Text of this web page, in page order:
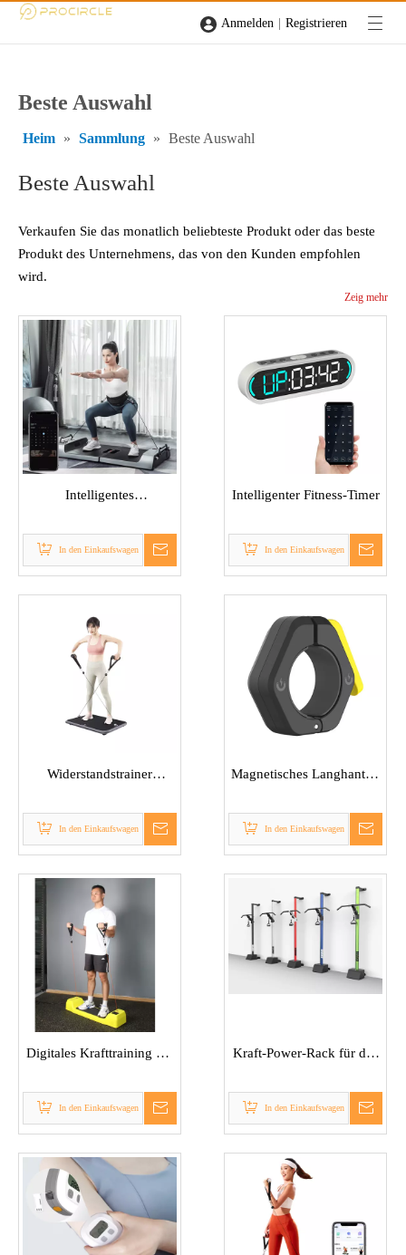
Anmelden | Registrieren
Beste Auswahl
Heim » Sammlung » Beste Auswahl
Beste Auswahl
Verkaufen Sie das monatlich beliebteste Produkt oder das beste
Produkt des Unternehmens, das von den Kunden empfohlen
wird.
Zeig mehr
Intelligentes
In den Einkaufswagen
Intelligenter Fitness-Timer
In den Einkaufswagen
Widerstandstrainer
In den Einkaufswagen
Magnetisches Langhantel-
In den Einkaufswagen
Digitales Krafttraining mit
In den Einkaufswagen
Kraft-Power-Rack für das
In den Einkaufswagen